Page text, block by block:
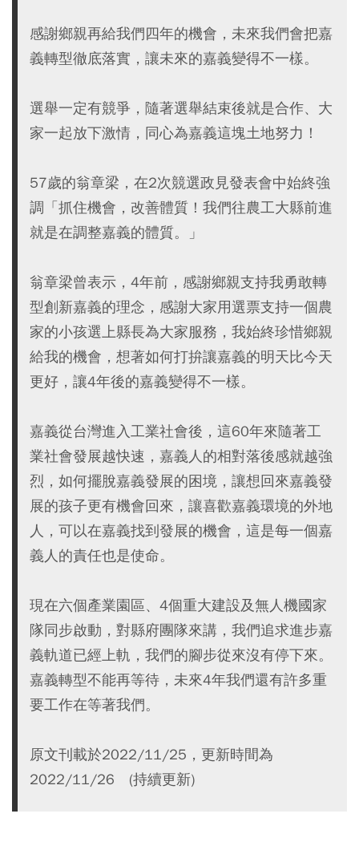
感謝鄉親再給我們四年的機會，未來我們會把嘉
義轉型徹底落實，讓未來的嘉義變得不一樣。
選舉一定有競爭，隨著選舉結束後就是合作、大
家一起放下激情，同心為嘉義這塊土地努力！
57歲的翁章梁，在2次競選政見發表會中始終強
調「抓住機會，改善體質！我們往農工大縣前進
就是在調整嘉義的體質。」
翁章梁曾表示，4年前，感謝鄉親支持我勇敢轉
型創新嘉義的理念，感謝大家用選票支持一個農
家的小孩選上縣長為大家服務，我始終珍惜鄉親
給我的機會，想著如何打拚讓嘉義的明天比今天
更好，讓4年後的嘉義變得不一樣。
嘉義從台灣進入工業社會後，這60年來隨著工
業社會發展越快速，嘉義人的相對落後感就越強
烈，如何擺脫嘉義發展的困境，讓想回來嘉義發
展的孩子更有機會回來，讓喜歡嘉義環境的外地
人，可以在嘉義找到發展的機會，這是每一個嘉
義人的責任也是使命。
現在六個產業園區、4個重大建設及無人機國家
隊同步啟動，對縣府團隊來講，我們追求進步嘉
義軌道已經上軌，我們的腳步從來沒有停下來。
嘉義轉型不能再等待，未來4年我們還有許多重
要工作在等著我們。
原文刊載於2022/11/25，更新時間為
2022/11/26 (持續更新)